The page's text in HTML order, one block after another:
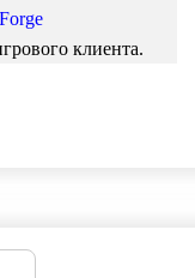
клиента.